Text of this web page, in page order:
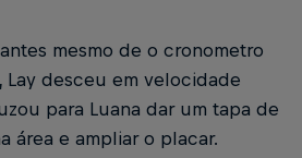
mesmo de o cronometro
Lay desceu em velocidade
para Luana dar um tapa de
área e ampliar o placar.